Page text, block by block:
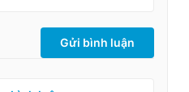
Gửi bình luận